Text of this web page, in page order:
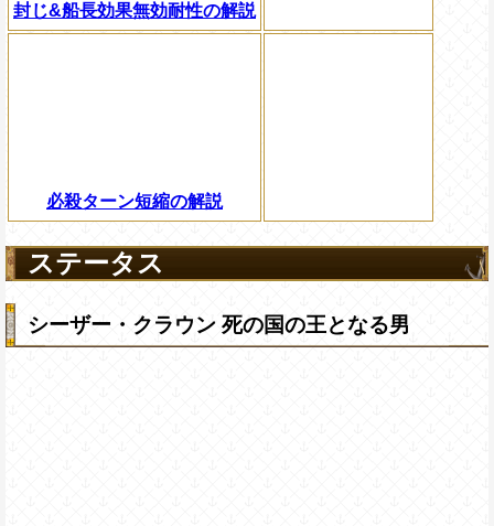
封じ&船長効果無効耐性の解説
必殺ターン短縮の解説
ステータス
シーザー・クラウン 死の国の王となる男